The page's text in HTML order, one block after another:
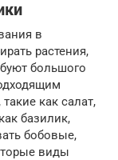
в
растения,
большого
как салат,
базилик,
бобовые,
виды